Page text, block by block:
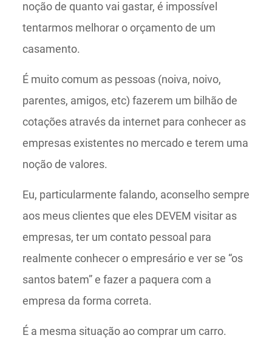
noção de quanto vai gastar, é impossível
tentarmos melhorar o orçamento de um
casamento.
É muito comum as pessoas (noiva, noivo,
parentes, amigos, etc) fazerem um bilhão de
cotações através da internet para conhecer as
empresas existentes no mercado e terem uma
noção de valores.
Eu, particularmente falando, aconselho sempre
aos meus clientes que eles DEVEM visitar as
empresas, ter um contato pessoal para
realmente conhecer o empresário e ver se “os
santos batem” e fazer a paquera com a
empresa da forma correta.
É a mesma situação ao comprar um carro.